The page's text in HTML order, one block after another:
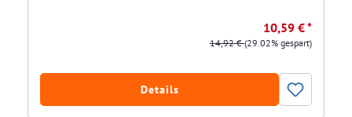
10,59 € *
14,92 €(29.02% gespart)
Details